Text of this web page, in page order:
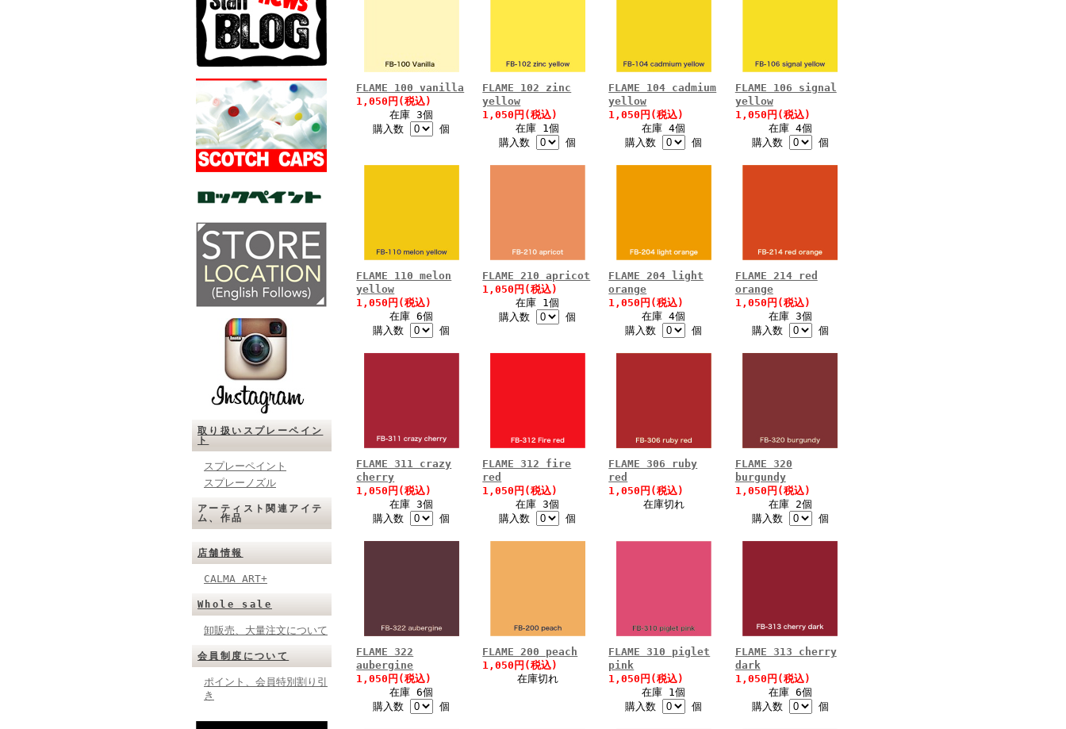
取り扱いスプレーペイン
ト
スプレーペイント
スプレーノズル
アーティスト関連アイテ
ム、作品
店舗情報
CALMA ART+
Whole sale
卸販売、大量注文について
会員制度について
ポイント、会員特別割り引
き
FLAME 100 vanilla
1,050円(税込)
在庫 3個
購入数
個
FLAME 102 zinc
yellow
1,050円(税込)
在庫 1個
購入数
個
FLAME 104 cadmium
yellow
1,050円(税込)
在庫 4個
購入数
個
FLAME 106 signal
yellow
1,050円(税込)
在庫 4個
購入数
個
FLAME 110 melon
yellow
1,050円(税込)
在庫 6個
購入数
個
FLAME 210 apricot
1,050円(税込)
在庫 1個
購入数
個
FLAME 204 light
orange
1,050円(税込)
在庫 4個
購入数
個
FLAME 214 red
orange
1,050円(税込)
在庫 3個
購入数
個
FLAME 311 crazy
cherry
1,050円(税込)
在庫 3個
購入数
個
FLAME 312 fire
red
1,050円(税込)
在庫 3個
購入数
個
FLAME 306 ruby
red
1,050円(税込)
在庫切れ
FLAME 320
burgundy
1,050円(税込)
在庫 2個
購入数
個
FLAME 322
aubergine
1,050円(税込)
在庫 6個
購入数
個
FLAME 200 peach
1,050円(税込)
在庫切れ
FLAME 310 piglet
pink
1,050円(税込)
在庫 1個
購入数
個
FLAME 313 cherry
dark
1,050円(税込)
在庫 6個
購入数
個